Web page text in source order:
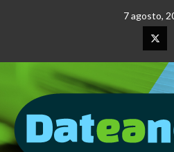
7 agosto,
del